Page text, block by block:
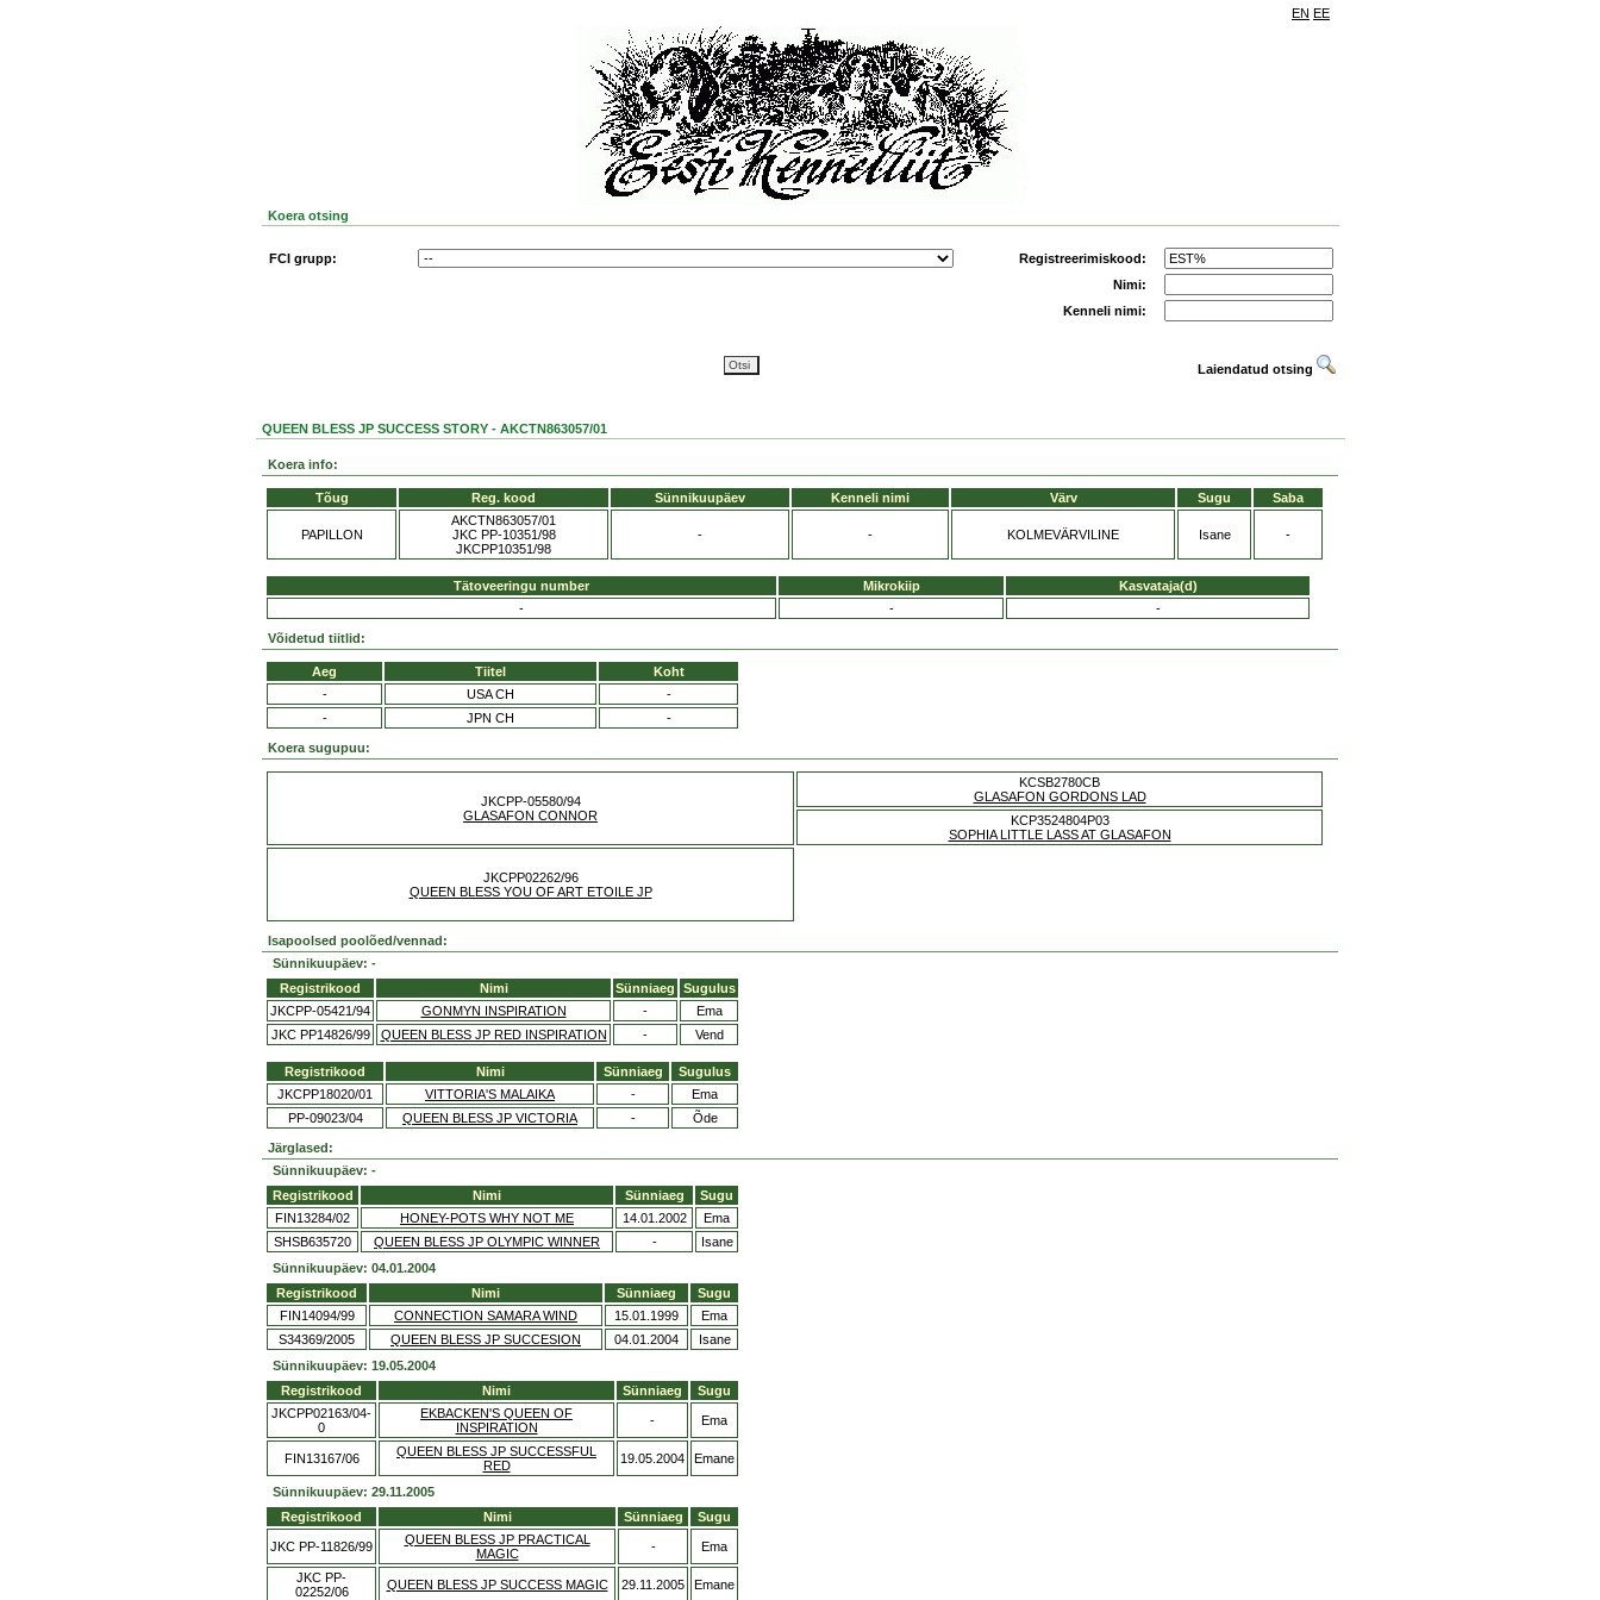
EN EE
Koera otsing
FCI grupp:
Registreerimiskood:
Nimi:
Kenneli nimi:
Laiendatud otsing
QUEEN BLESS JP SUCCESS STORY - AKCTN863057/01
Koera info:
Tõug Reg. kood Sünnikuupäev Kenneli nimi Värv Sugu Saba
PAPILLON
AKCTN863057/01
JKC PP-10351/98
JKCPP10351/98
- - KOLMEVÄRVILINE Isane -
Tätoveeringu number Mikrokiip
Kasvataja(d)
-
- -
Võidetud tiitlid:
Aeg Tiitel
Koht
-
USA CH
-
-
JPN CH -
Koera sugupuu:
JKCPP-05580/94
GLASAFON CONNOR
KCSB2780CB
GLASAFON GORDONS LAD
KCP3524804P03
SOPHIA LITTLE LASS AT GLASAFON
JKCPP02262/96
QUEEN BLESS YOU OF ART ETOILE JP
Isapoolsed poolõed/vennad:
Sünnikuupäev: -
Registrikood
Nimi Sünniaeg
Sugulus
JKCPP-05421/94
GONMYN INSPIRATION -
Ema
JKC PP14826/99
QUEEN BLESS JP RED INSPIRATION - Vend
Registrikood Nimi Sünniaeg
Sugulus
JKCPP18020/01
VITTORIA'S MALAIKA -
Ema
PP-09023/04
QUEEN BLESS JP VICTORIA - Õde
Järglased:
Sünnikuupäev: -
Registrikood
Nimi Sünniaeg
Sugu
FIN13284/02
HONEY-POTS WHY NOT ME 14.01.2002
Ema
SHSB635720
QUEEN BLESS JP OLYMPIC WINNER -
Isane
Sünnikuupäev: 04.01.2004
Registrikood
Nimi Sünniaeg
Sugu
FIN14094/99
CONNECTION SAMARA WIND 15.01.1999
Ema
S34369/2005
QUEEN BLESS JP SUCCESION 04.01.2004
Isane
Sünnikuupäev: 19.05.2004
Registrikood
Nimi Sünniaeg
Sugu
JKCPP02163/04-
0
EKBACKEN'S QUEEN OF
INSPIRATION
- Ema
FIN13167/06
QUEEN BLESS JP SUCCESSFUL
RED
19.05.2004 Emane
Sünnikuupäev: 29.11.2005
Registrikood
Nimi Sünniaeg Sugu
JKC PP-11826/99
QUEEN BLESS JP PRACTICAL
MAGIC
- Ema
JKC PP-
02252/06
QUEEN BLESS JP SUCCESS MAGIC 29.11.2005 Emane